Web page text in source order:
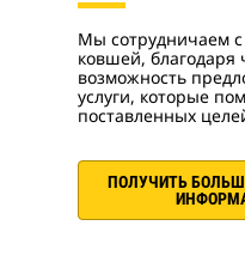
Мы сотрудничаем
ковшей,
возможность
услуги, которые
поставленных
ПОЛУЧИТЬ